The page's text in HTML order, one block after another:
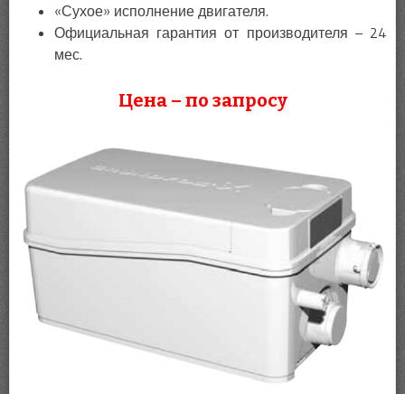
«Сухое» исполнение двигателя.
Официальная гарантия от производителя – 24
мес.
Цена – по запросу